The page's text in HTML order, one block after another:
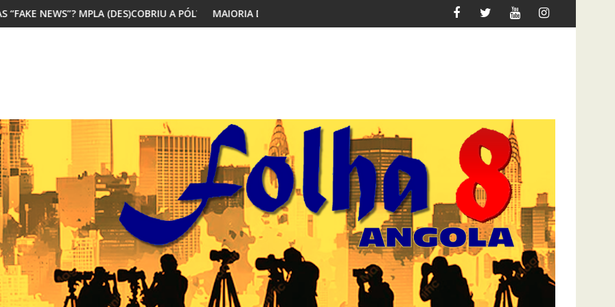
A PÓLVORAMAIORIA DOS JOVENS AFRICANOS QUER MIGRAR ATAQUE À UNITEL AINDA AFECTA A VIDA DOS